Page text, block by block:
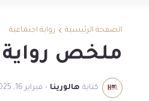
الصفحة الرئيسية رواية اجتماعية
ملخص رواية
كتابة هالورينا - فبراير 16, 2025